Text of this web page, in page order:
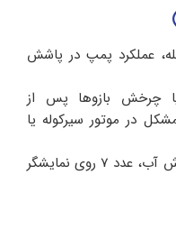
عملکرد پمپ در پاشش
چرخش بازوها پس از
در موتور سیرکوله یا
با پایان تست عملکرد پمپ گردش آب، عدد 7 روی نمایشگر